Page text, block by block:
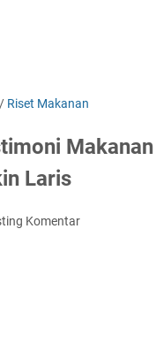
/ Riset Makanan
Laris
Komentar